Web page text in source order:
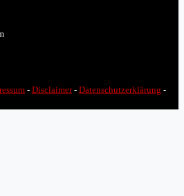
- Disclaimer- Datenschutzerklärung -